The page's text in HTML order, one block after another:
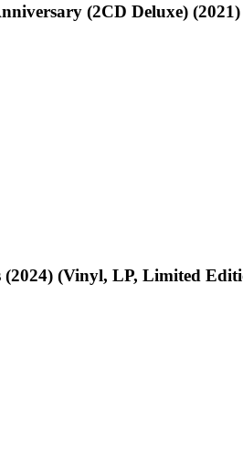
(2CD Deluxe)
(2024) (Vinyl, LP, Limited